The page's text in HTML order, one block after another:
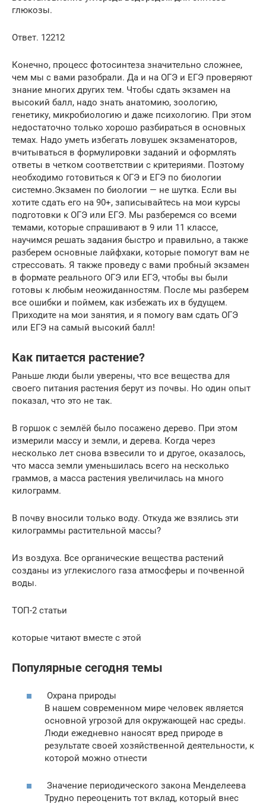
глюкозы.
Ответ. 12212
Конечно, процесс фотосинтеза значительно сложнее,
чем мы с вами разобрали. Да и на ОГЭ и ЕГЭ проверяют
знание многих других тем. Чтобы сдать экзамен на
высокий балл, надо знать анатомию, зоологию,
генетику, микробиологию и даже психологию. При этом
недостаточно только хорошо разбираться в основных
темах. Надо уметь избегать ловушек экзаменаторов,
вчитываться в формулировки заданий и оформлять
ответы в четком соответствии с критериями. Поэтому
необходимо готовиться к ОГЭ и ЕГЭ по биологии
системно.Экзамен по биологии — не шутка. Если вы
хотите сдать его на 90+, записывайтесь на мои курсы
подготовки к ОГЭ или ЕГЭ. Мы разберемся со всеми
темами, которые спрашивают в 9 или 11 классе,
научимся решать задания быстро и правильно, а также
разберем основные лайфхаки, которые помогут вам не
стрессовать. Я также проведу с вами пробный экзамен
в формате реального ОГЭ или ЕГЭ, чтобы вы были
готовы к любым неожиданностям. После мы разберем
все ошибки и поймем, как избежать их в будущем.
Приходите на мои занятия, и я помогу вам сдать ОГЭ
или ЕГЭ на самый высокий балл!
Как питается растение?
Раньше люди были уверены, что все вещества для
своего питания растения берут из почвы. Но один опыт
показал, что это не так.
В горшок с землёй было посажено дерево. При этом
измерили массу и земли, и дерева. Когда через
несколько лет снова взвесили то и другое, оказалось,
что масса земли уменьшилась всего на несколько
граммов, а масса растения увеличилась на много
килограмм.
В почву вносили только воду. Откуда же взялись эти
килограммы растительной массы?
Из воздуха. Все органические вещества растений
созданы из углекислого газа атмосферы и почвенной
воды.
ТОП-2 статьи
которые читают вместе с этой
Популярные сегодня темы
Охрана природы
В нашем современном мире человек является
основной угрозой для окружающей нас среды.
Люди ежедневно наносят вред природе в
результате своей хозяйственной деятельности, к
которой можно отнести
Значение периодического закона Менделеева
Трудно переоценить тот вклад, который внес